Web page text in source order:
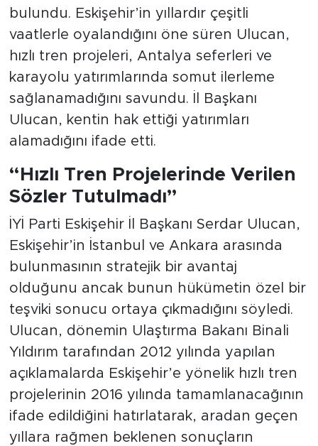
bulundu. Eskişehir’in yıllardır çeşitli
vaatlerle oyalandığını öne süren Ulucan,
hızlı tren projeleri, Antalya seferleri ve
karayolu yatırımlarında somut ilerleme
sağlanamadığını savundu. İl Başkanı
Ulucan, kentin hak ettiği yatırımları
alamadığını ifade etti.
“Hızlı Tren Projelerinde Verilen
Sözler Tutulmadı”
İYİ Parti Eskişehir İl Başkanı Serdar Ulucan,
Eskişehir’in İstanbul ve Ankara arasında
bulunmasının stratejik bir avantaj
olduğunu ancak bunun hükümetin özel bir
teşviki sonucu ortaya çıkmadığını söyledi.
Ulucan, dönemin Ulaştırma Bakanı Binali
Yıldırım tarafından 2012 yılında yapılan
açıklamalarda Eskişehir’e yönelik hızlı tren
projelerinin 2016 yılında tamamlanacağının
ifade edildiğini hatırlatarak, aradan geçen
yıllara rağmen beklenen sonuçların